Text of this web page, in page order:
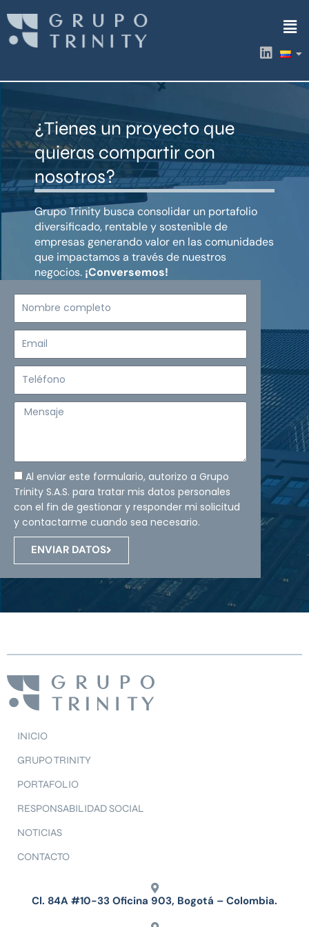
contenido
L
i
k
i
¿Tienes un proyecto que
quieras compartir con
nosotros?
Grupo Trinity busca consolidar un portafolio
diversificado, rentable y sostenible de
empresas generando valor en las comunidades
que impactamos a través de nuestros
negocios. ¡Conversemos!
Mensaje
Al enviar este formulario, autorizo a Grupo
Trinity S.A.S. para tratar mis datos personales
con el fin de gestionar y responder mi solicitud
y contactarme cuando sea necesario.
ENVIAR DATOS
INICIO
GRUPO TRINITY
PORTAFOLIO
RESPONSABILIDAD SOCIAL
NOTICIAS
CONTACTO
Cl. 84A #10-33 Oficina 903, Bogotá – Colombia.